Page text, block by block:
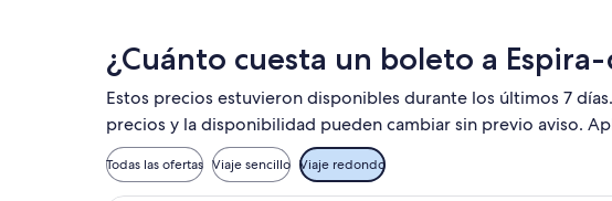
¿Cuánto cuesta un boleto a
Estos precios estuvieron disponibles durante los últimos 7
precios y la disponibilidad pueden cambiar sin previo aviso.
Todas las ofertas Viaje sencillo Viaje redondo